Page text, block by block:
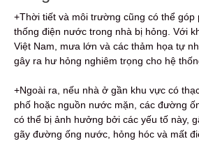
+Thời tiết và môi trường cũng có thể góp
thống điện nước trong nhà bị hỏng. Với
Việt Nam, mưa lớn và các thảm họa tự
gây ra hư hỏng nghiêm trọng cho hệ
+Ngoài ra, nếu nhà ở gần khu vực có
phố hoặc nguồn nước mặn, các đường
có thể bị ảnh hưởng bởi các yếu tố này,
gãy đường ống nước, hỏng hóc và mất